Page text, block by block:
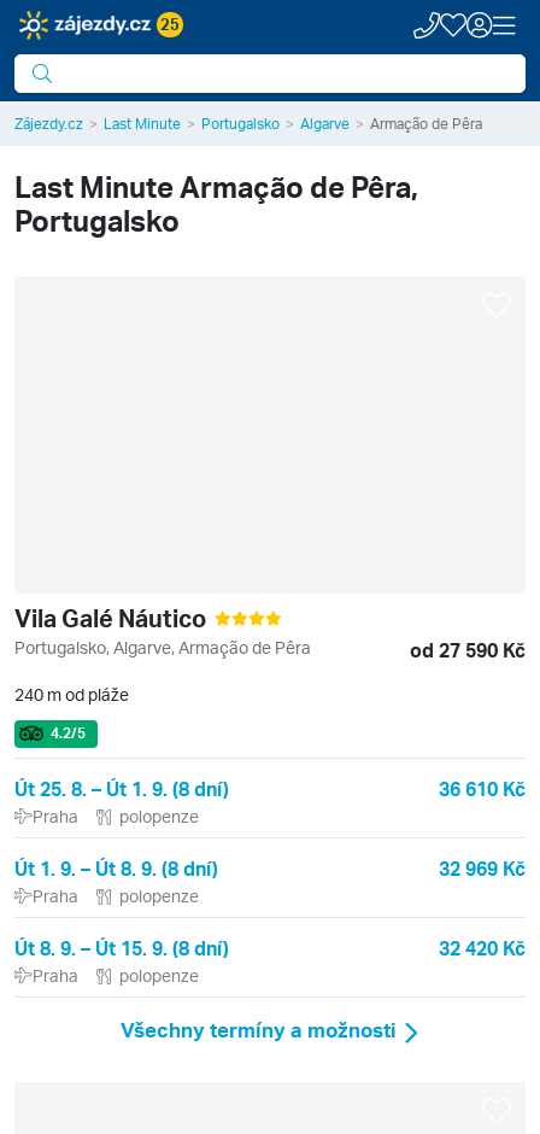
25
Zájezdy.cz Last Minute Portugalsko Algarve Armação de Pêra
Last MinuteArmação de Pêra,
Portugalsko
Vila Galé Náutico
Portugalsko, Algarve, Armação de Pêra od 27 590 Kč
240 m od pláže
4.2/5
Út 25. 8. – Út 1. 9. (8 dní) 36 610 Kč
Praha polopenze
Út 1. 9. – Út 8. 9. (8 dní) 32 969 Kč
Praha polopenze
Út 8. 9. – Út 15. 9. (8 dní) 32 420 Kč
Praha polopenze
Všechny termíny a možnosti